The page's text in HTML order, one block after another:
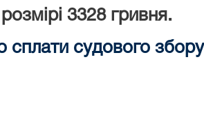
3328 гривня.
сплати судового збору